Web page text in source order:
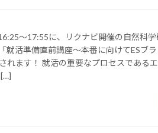
〜17:55に、リクナビ開催の自然科
就活準備直前講座〜本番に向けてESブ
れます！ 就活の重要なプロセスである